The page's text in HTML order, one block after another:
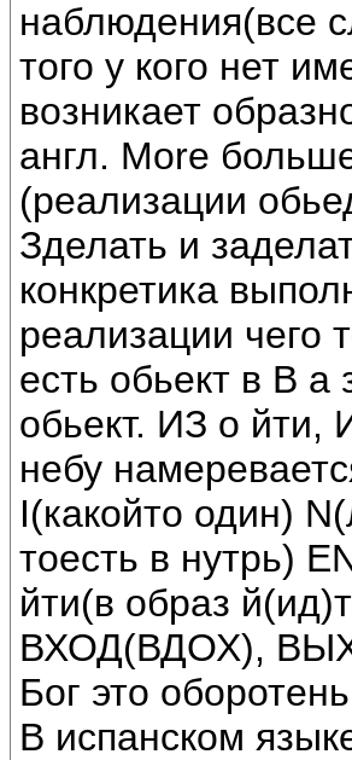
наблюдения(все
того у кого нет
возникает
англ. More
(реализации
Зделать и
конкретика
реализации чего
есть обьект в В а
обьект. ИЗ о йти,
небу
I(какойто один)
тоесть в нутрь)
йти(в образ
ВХОД(ВДОХ),
Бог это
В испанском